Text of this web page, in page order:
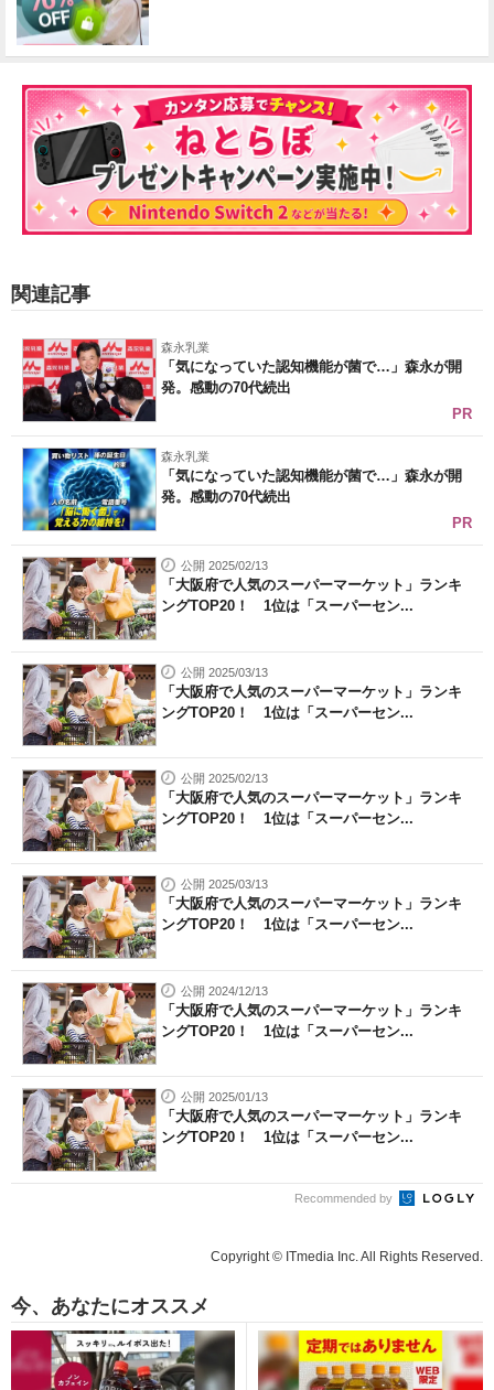
関連記事
森永乳業
「気になっていた認知機能が菌で…」森永が開
発。感動の70代続出
PR
森永乳業
「気になっていた認知機能が菌で…」森永が開
発。感動の70代続出
PR
公開 2025/02/13
「大阪府で人気のスーパーマーケット」ランキ
ングTOP20！ 1位は「スーパーセン...
公開 2025/03/13
「大阪府で人気のスーパーマーケット」ランキ
ングTOP20！ 1位は「スーパーセン...
公開 2025/02/13
「大阪府で人気のスーパーマーケット」ランキ
ングTOP20！ 1位は「スーパーセン...
公開 2025/03/13
「大阪府で人気のスーパーマーケット」ランキ
ングTOP20！ 1位は「スーパーセン...
公開 2024/12/13
「大阪府で人気のスーパーマーケット」ランキ
ングTOP20！ 1位は「スーパーセン...
公開 2025/01/13
「大阪府で人気のスーパーマーケット」ランキ
ングTOP20！ 1位は「スーパーセン...
Recommended by
Copyright © ITmedia Inc. All Rights Reserved.
今、あなたにオススメ